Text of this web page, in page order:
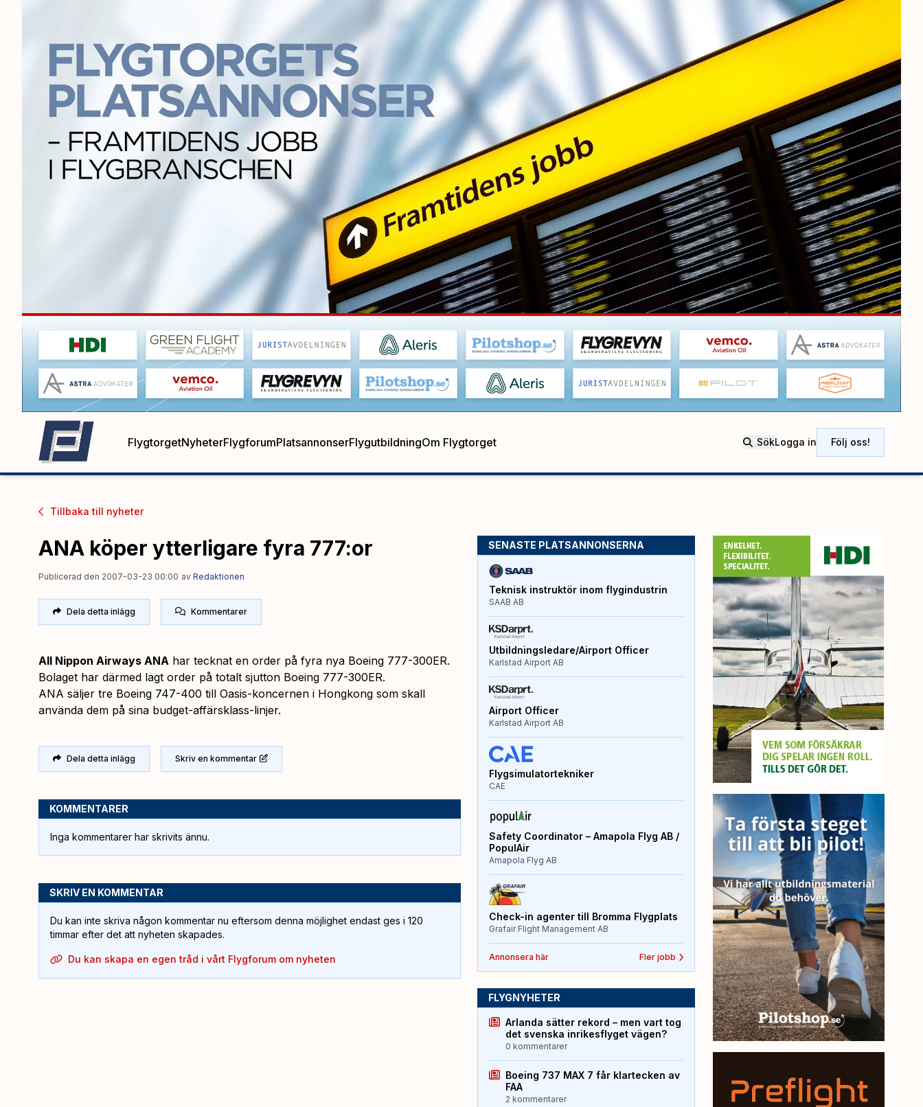
FlygtorgetNyheterFlygforumPlatsannonserFlygutbildningOm Flygtorget SökLogga in Följ oss!
Tillbaka till nyheter
ANA köper ytterligare fyra 777:or
Publicerad den 2007-03-23 00:00 av Redaktionen
Dela detta inlägg Kommentarer
All Nippon Airways ANA har tecknat en order på fyra nya Boeing 777-300ER.
Bolaget har därmed lagt order på totalt sjutton Boeing 777-300ER.
ANA säljer tre Boeing 747-400 till Oasis-koncernen i Hongkong som skall
använda dem på sina budget-affärsklass-linjer.
Dela detta inlägg Skriv en kommentar
KOMMENTARER
Inga kommentarer har skrivits ännu.
SKRIV EN KOMMENTAR
Du kan inte skriva någon kommentar nu eftersom denna möjlighet endast ges i 120
timmar efter det att nyheten skapades.
Du kan skapa en egen tråd i vårt Flygforum om nyheten
SENASTE PLATSANNONSERNA
Teknisk instruktör inom flygindustrin
SAAB AB
Utbildningsledare/Airport Officer
Karlstad Airport AB
Airport Officer
Karlstad Airport AB
Flygsimulatortekniker
CAE
Safety Coordinator – Amapola Flyg AB /
PopulAir
Amapola Flyg AB
Check-in agenter till Bromma Flygplats
Grafair Flight Management AB
Annonsera här Fler jobb
FLYGNYHETER
Arlanda sätter rekord – men vart tog
det svenska inrikesflyget vägen?
0 kommentarer
Boeing 737 MAX 7 får klartecken av
FAA
2 kommentarer